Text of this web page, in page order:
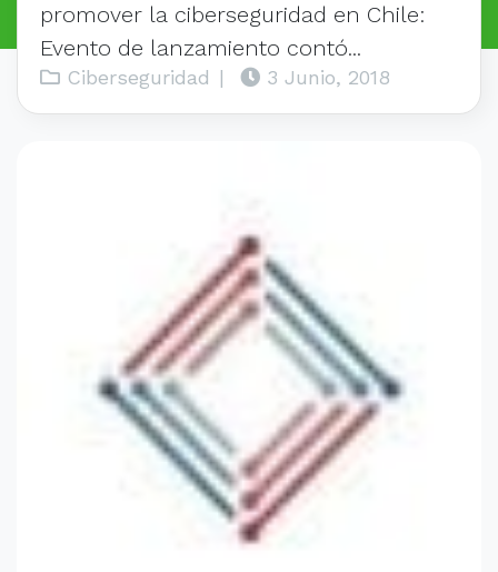
promover la ciberseguridad en Chile:
Evento de lanzamiento contó...
Ciberseguridad | 3 Junio, 2018